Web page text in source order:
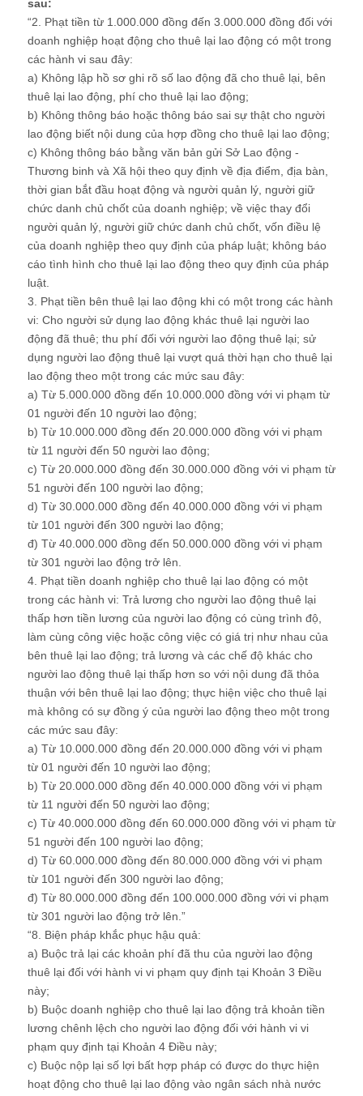
sau:
“2. Phạt tiền từ 1.000.000 đồng đến 3.000.000 đồng đối với
doanh nghiệp hoạt động cho thuê lại lao động có một trong
các hành vi sau đây:
a) Không lập hồ sơ ghi rõ số lao động đã cho thuê lại, bên
thuê lại lao động, phí cho thuê lại lao động;
b) Không thông báo hoặc thông báo sai sự thật cho người
lao động biết nội dung của hợp đồng cho thuê lại lao động;
c) Không thông báo bằng văn bản gửi Sở Lao động -
Thương binh và Xã hội theo quy định về địa điểm, địa bàn,
thời gian bắt đầu hoạt động và người quản lý, người giữ
chức danh chủ chốt của doanh nghiệp; về việc thay đổi
người quản lý, người giữ chức danh chủ chốt, vốn điều lệ
của doanh nghiệp theo quy định của pháp luật; không báo
cáo tình hình cho thuê lại lao động theo quy định của pháp
luật.
3. Phạt tiền bên thuê lại lao động khi có một trong các hành
vi: Cho người sử dụng lao động khác thuê lại người lao
động đã thuê; thu phí đối với người lao động thuê lại; sử
dụng người lao động thuê lại vượt quá thời hạn cho thuê lại
lao động theo một trong các mức sau đây:
a) Từ 5.000.000 đồng đến 10.000.000 đồng với vi phạm từ
01 người đến 10 người lao động;
b) Từ 10.000.000 đồng đến 20.000.000 đồng với vi phạm
từ 11 người đến 50 người lao động;
c) Từ 20.000.000 đồng đến 30.000.000 đồng với vi phạm từ
51 người đến 100 người lao động;
d) Từ 30.000.000 đồng đến 40.000.000 đồng với vi phạm
từ 101 người đến 300 người lao động;
đ) Từ 40.000.000 đồng đến 50.000.000 đồng với vi phạm
từ 301 người lao động trở lên.
4. Phạt tiền doanh nghiệp cho thuê lại lao động có một
trong các hành vi: Trả lương cho người lao động thuê lại
thấp hơn tiền lương của người lao động có cùng trình độ,
làm cùng công việc hoặc công việc có giá trị như nhau của
bên thuê lại lao động; trả lương và các chế độ khác cho
người lao động thuê lại thấp hơn so với nội dung đã thỏa
thuận với bên thuê lại lao động; thực hiện việc cho thuê lại
mà không có sự đồng ý của người lao động theo một trong
các mức sau đây:
a) Từ 10.000.000 đồng đến 20.000.000 đồng với vi phạm
từ 01 người đến 10 người lao động;
b) Từ 20.000.000 đồng đến 40.000.000 đồng với vi phạm
từ 11 người đến 50 người lao động;
c) Từ 40.000.000 đồng đến 60.000.000 đồng với vi phạm từ
51 người đến 100 người lao động;
d) Từ 60.000.000 đồng đến 80.000.000 đồng với vi phạm
từ 101 người đến 300 người lao động;
đ) Từ 80.000.000 đồng đến 100.000.000 đồng với vi phạm
từ 301 người lao động trở lên.”
“8. Biện pháp khắc phục hậu quả:
a) Buộc trả lại các khoản phí đã thu của người lao động
thuê lại đối với hành vi vi phạm quy định tại Khoản 3 Điều
này;
b) Buộc doanh nghiệp cho thuê lại lao động trả khoản tiền
lương chênh lệch cho người lao động đối với hành vi vi
phạm quy định tại Khoản 4 Điều này;
c) Buộc nộp lại số lợi bất hợp pháp có được do thực hiện
hoạt động cho thuê lại lao động vào ngân sách nhà nước